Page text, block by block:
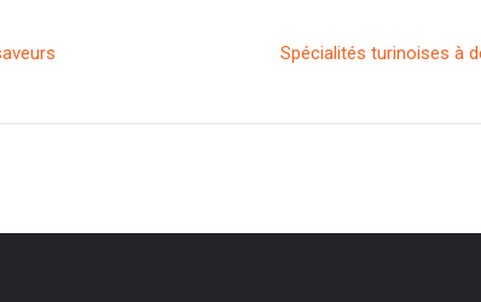
Spécialités turinoises à